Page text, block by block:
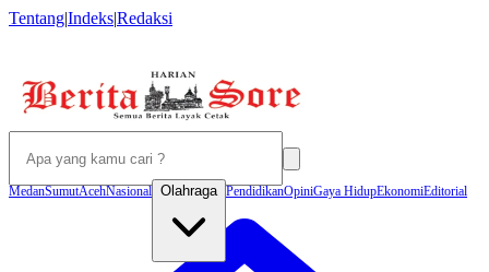
Tentang|Indeks|Redaksi
MedanSumutAcehNasional Olahraga PendidikanOpiniGaya HidupEkonomiEditorial